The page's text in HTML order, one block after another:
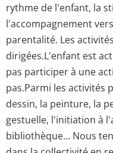
rythme de l'enfant, la
l'accompagnement
parentalité. Les
dirigées.L'enfant est
pas participer à une
pas.Parmi les activités
dessin, la peinture, la
gestuelle, l'initiation à
bibliothèque... Nous